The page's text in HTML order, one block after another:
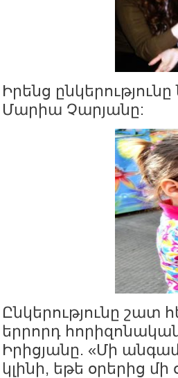
Իրենց
Մարիա Չարյանը:
Ընկերությունը շատ
երրորդ
Իրիցյանը. «Մի
կլինի, եթե օրերից